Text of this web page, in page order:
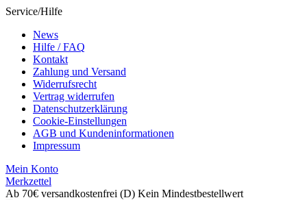
Service/Hilfe
News
Hilfe / FAQ
Kontakt
Zahlung und Versand
Widerrufsrecht
Vertrag widerrufen
Datenschutzerklärung
Cookie-Einstellungen
AGB und Kundeninformationen
Impressum
Mein Konto
Merkzettel
Ab 70€ versandkostenfrei (D) Kein Mindestbestellwert